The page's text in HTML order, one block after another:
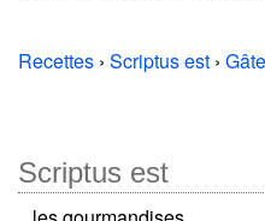
Recettes › Scriptus est ›
Scriptus est